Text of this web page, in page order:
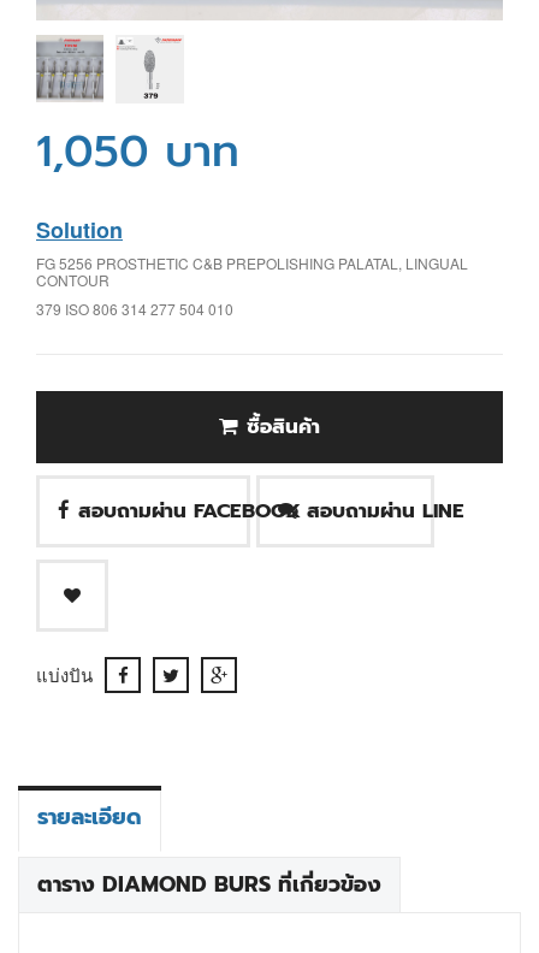
1,050 บาท
Solution
FG 5256 PROSTHETIC C&B PREPOLISHING PALATAL, LINGUAL
CONTOUR
379 ISO 806 314 277 504 010
ซื้อสินค้า
สอบถามผ่าน FACEBOOK สอบถามผ่าน LINE
แบ่งปัน
รายละเอียด
ตาราง DIAMOND BURS ที่เกี่ยวข้อง